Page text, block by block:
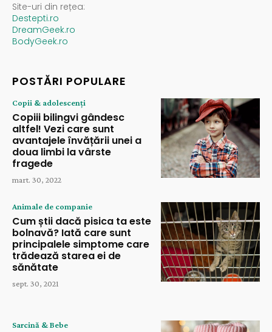
Site-uri din rețea:
Destepti.ro
DreamGeek.ro
BodyGeek.ro
POSTĂRI POPULARE
Copii & adolescenți
Copiii bilingvi gândesc
altfel! Vezi care sunt
avantajele învățării unei a
doua limbi la vârste
fragede
mart. 30, 2022
Animale de companie
Cum știi dacă pisica ta este
bolnavă? Iată care sunt
principalele simptome care
trădează starea ei de
sănătate
sept. 30, 2021
Sarcină & Bebe